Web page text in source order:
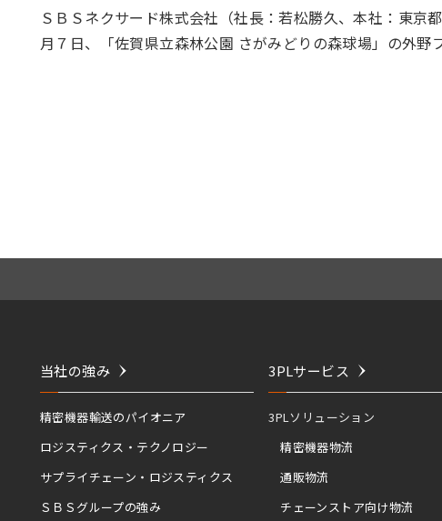
ＳＢＳネクサード株式会社（社長：若松勝久、本社：東京
月７日、「佐賀県立森林公園 さがみどりの森球場」の外
当社の強み
精密機器輸送のパイオニア
ロジスティクス・テクノロジー
サプライチェーン・ロジスティクス
ＳＢＳグループの強み
3PLサービス
3PLソリューション
精密機器物流
通販物流
チェーンストア向け物流